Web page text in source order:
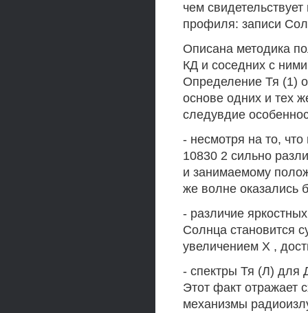
чем
профиля: записи
Описана методика
КД и соседних с
Определение Тя (1)
основе одних и тех
следувдие
- несмотря на то,
10830 2 сильно
и занимаемому
же волне оказались
- различие
Солнца становится
увеличением X ,
- спектры Тя (Л) для
Этот факт отражает
механизмы